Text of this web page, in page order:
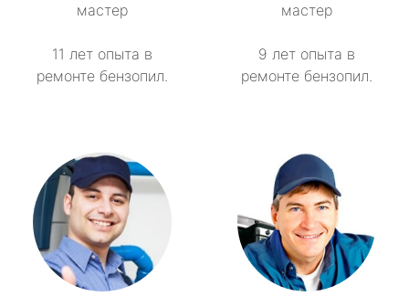
мастер
11 лет опыта в
ремонте бензопил.
мастер
9 лет опыта в
ремонте бензопил.